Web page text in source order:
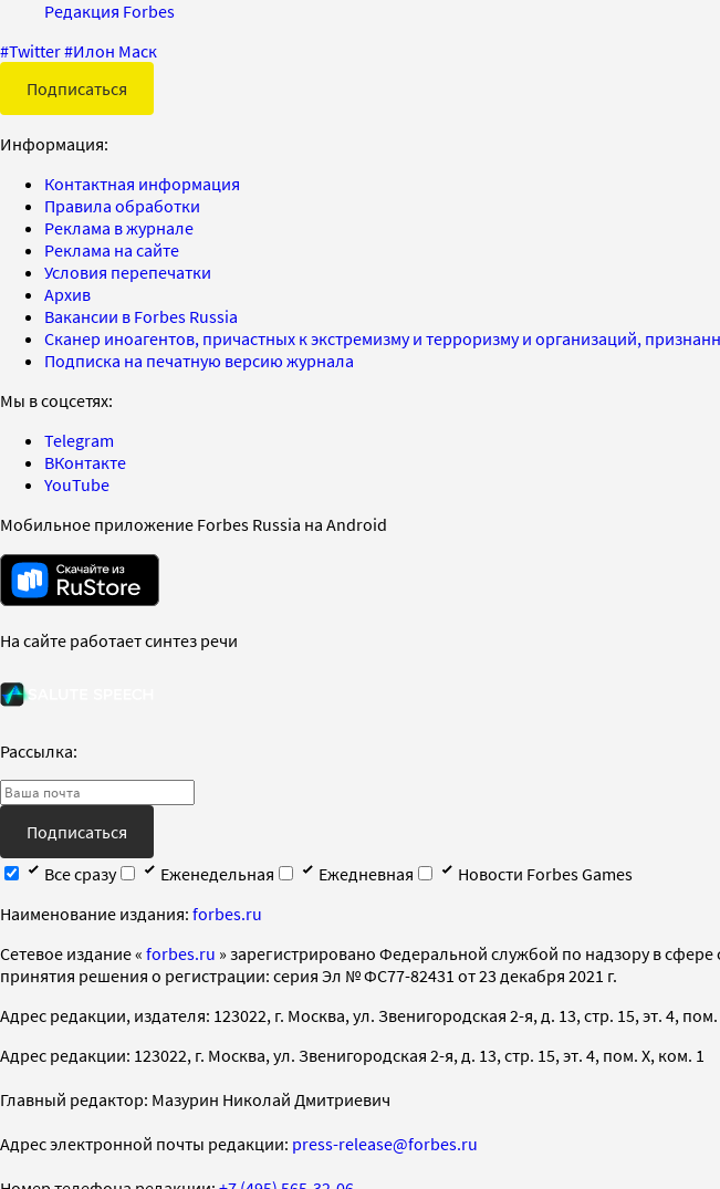
Редакция Forbes
#Twitter#Илон Маск
Подписаться
Информация:
Контактная информация
Правила обработки
Реклама в журнале
Реклама на сайте
Условия перепечатки
Архив
Вакансии в Forbes Russia
Сканер иноагентов, причастных к экстремизму и терроризму и организаций,
Подписка на печатную версию журнала
Мы в соцсетях:
Telegram
ВКонтакте
YouTube
Мобильное приложение Forbes Russia на Android
На сайте работает синтез речи
Рассылка:
Подписаться
Все сразу
Еженедельная Ежедневная
Новости Forbes Games
Наименование издания: forbes.ru
Cетевое издание « forbes.ru » зарегистрировано Федеральной службой по надзору в
принятия решения о регистрации: серия Эл № ФС77-82431 от 23 декабря 2021 г.
Адрес редакции, издателя: 123022, г. Москва, ул. Звенигородская 2-я, д. 13, стр. 15, эт. 4, пом.
Адрес редакции: 123022, г. Москва, ул. Звенигородская 2-я, д. 13, стр. 15, эт. 4, пом. X, ком. 1
Главный редактор: Мазурин Николай Дмитриевич
Адрес электронной почты редакции: press-release@forbes.ru